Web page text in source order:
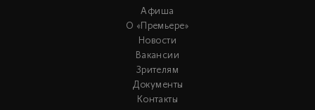
Афиша
О «Премьере»
Новости
Вакансии
Зрителям
Документы
Контакты